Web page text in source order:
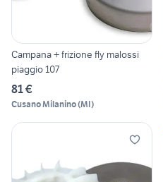
Campana + frizione fly malossi
piaggio 107
81 €
Cusano Milanino(MI)